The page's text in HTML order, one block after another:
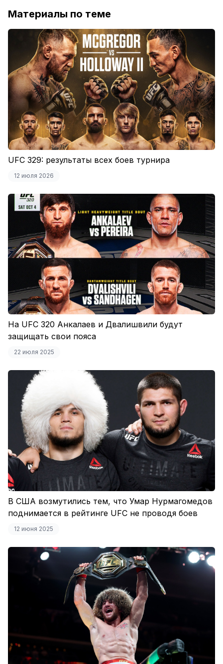
Материалы по теме
UFC 329: результаты всех боев турнира
12 июля 2026
На UFC 320 Анкалаев и Двалишвили будут
защищать свои пояса
22 июля 2025
В США возмутились тем, что Умар Нурмагомедов
поднимается в рейтинге UFC не проводя боев
12 июня 2025